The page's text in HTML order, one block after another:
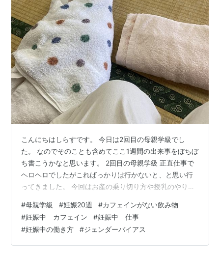
こんにちはしらすです。 今日は2回目の母親学級でし
た。 なのでそのことも含めてここ1週間の出来事をぼちぼ
ち書こうかなと思います。 2回目の母親学級 正直仕事で
ヘロヘロでしたがこればっかりは行かないと、と思い行
ってきました。 今回はお産の乗り切り方や授乳のやり方
のお話は知らないこともたくさんあったので参加できて
良かったです。 特に「授乳のやり方」では実際の赤ちゃ
んの模型を使って抱っこ方法を踏まえて学びました。 ブ
ロンド眉が凛々しい外国人ベビーで笑った。 この模型が
#母親学級 #妊娠20週 #カフェインがない飲み物
#妊娠中 カフェイン #妊娠中 仕事
#妊娠中の働き方 #ジェンダーバイアス